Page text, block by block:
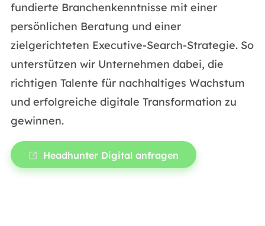
fundierte Branchenkenntnisse mit einer
persönlichen Beratung und einer
zielgerichteten Executive-Search-Strategie. So
unterstützen wir Unternehmen dabei, die
richtigen Talente für nachhaltiges Wachstum
und erfolgreiche digitale Transformation zu
gewinnen.
Headhunter Digital anfragen